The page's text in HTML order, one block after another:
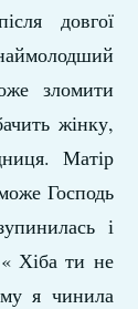
довгої
зломити
жінку,
Матір
Господь
і
« Хіба ти не
я чинила